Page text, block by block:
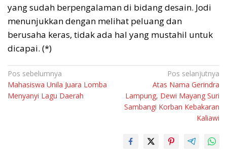
yang sudah berpengalaman di bidang desain. Jodi
menunjukkan dengan melihat peluang dan
berusaha keras, tidak ada hal yang mustahil untuk
dicapai. (*)
Navigasi
pos
Pos sebelumnya
Mahasiswa Unila Juara Lomba
Menyanyi Lagu Daerah
Pos selanjutnya
Atas Nama Gerindra
Lampung, Dewi Mayang Suri
Sambangi Korban Kebakaran
Kaliawi